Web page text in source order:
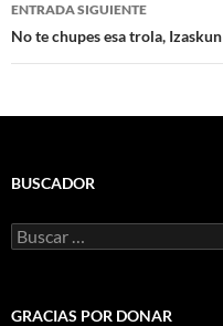
ENTRADA SIGUIENTE
No te chupes esa trola, Izaskun
BUSCADOR
Buscar:
GRACIAS POR DONAR